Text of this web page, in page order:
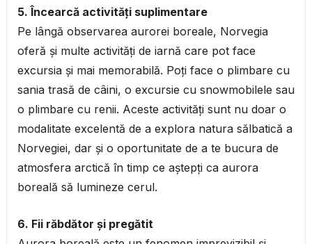
5. Încearcă activități suplimentare
Pe lângă observarea aurorei boreale, Norvegia
oferă și multe activități de iarnă care pot face
excursia și mai memorabilă. Poți face o plimbare cu
sania trasă de câini, o excursie cu snowmobilele sau
o plimbare cu renii. Aceste activități sunt nu doar o
modalitate excelentă de a explora natura sălbatică a
Norvegiei, dar și o oportunitate de a te bucura de
atmosfera arctică în timp ce aștepți ca aurora
boreală să lumineze cerul.
6. Fii răbdător și pregătit